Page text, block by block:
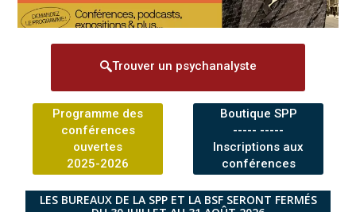
Trouver un psychanalyste
Programme des
conférences
ouvertes
2025-2026
Boutique SPP
----- -----
Inscriptions aux
conférences
LES BUREAUX DE LA SPP ET LA BSF SERONT FERMÉS